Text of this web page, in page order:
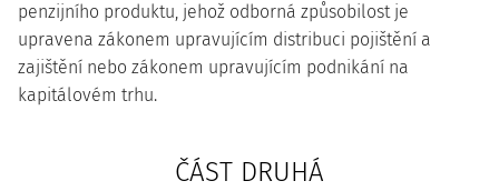
penzijního produktu, jehož odborná způsobilost je
upravena zákonem upravujícím distribuci pojištění a
zajištění nebo zákonem upravujícím podnikání na
kapitálovém trhu.
ČÁST DRUHÁ